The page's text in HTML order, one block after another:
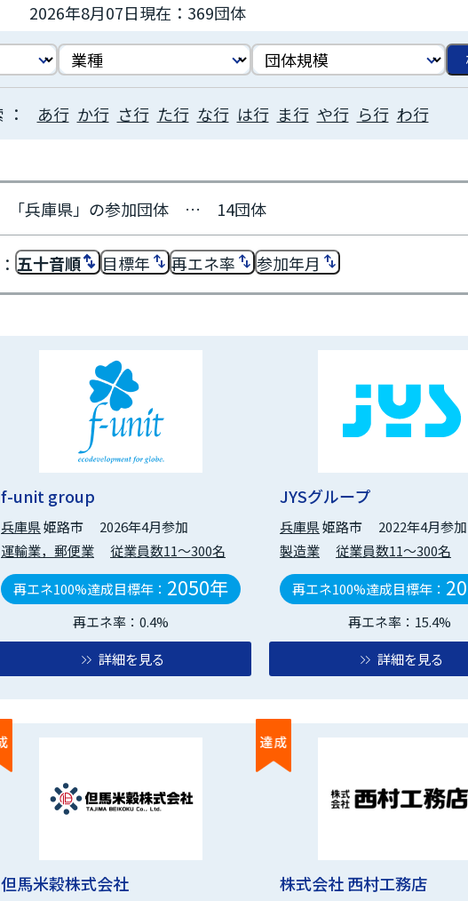
2026年8月07日現在：369団体
あ行 か行 さ行 た行 な行 は行 ま行 や行 ら行 わ行
「兵庫県」の参加団体 … 14団体
五十音順 目標年 再エネ率 参加年月
f-unit group
兵庫県姫路市
2026年4月参加
運輸業，郵便業
従業員数11～300名
再エネ100%達成目標年： 2050年
再エネ率：0.4%
詳細を見る
JYSグループ
兵庫県姫路市
2022年4月参加
製造業
従業員数11～300名
再エネ100%達成目標年：
再エネ率：15.4%
詳細を見る
但馬米穀株式会社 株式会社 西村工務店